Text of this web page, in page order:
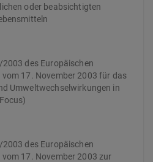
oder beabsichtigten
des Europäischen
17. November 2003 für das
Umweltwechselwirkungen in
des Europäischen
17. November 2003 zur